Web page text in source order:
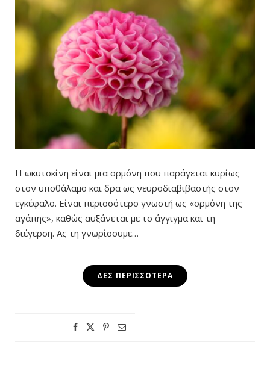
Η ωκυτοκίνη είναι μια ορμόνη που παράγεται κυρίως
στον υποθάλαμο και δρα ως νευροδιαβιβαστής στον
εγκέφαλο. Είναι περισσότερο γνωστή ως «ορμόνη της
αγάπης», καθώς αυξάνεται με το άγγιγμα και τη
διέγερση. Ας τη γνωρίσουμε…
ΔΕΣ ΠΕΡΙΣΣΌΤΕΡΑ